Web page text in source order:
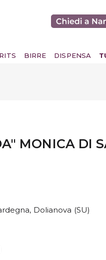
BIRRE DISPENSA
MONICA DI
Dolianova (SU)